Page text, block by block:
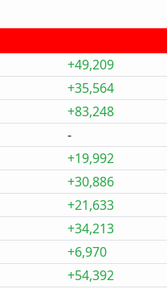
+49,209
+35,564
+83,248
-
+19,992
+30,886
+21,633
+34,213
+6,970
+54,392